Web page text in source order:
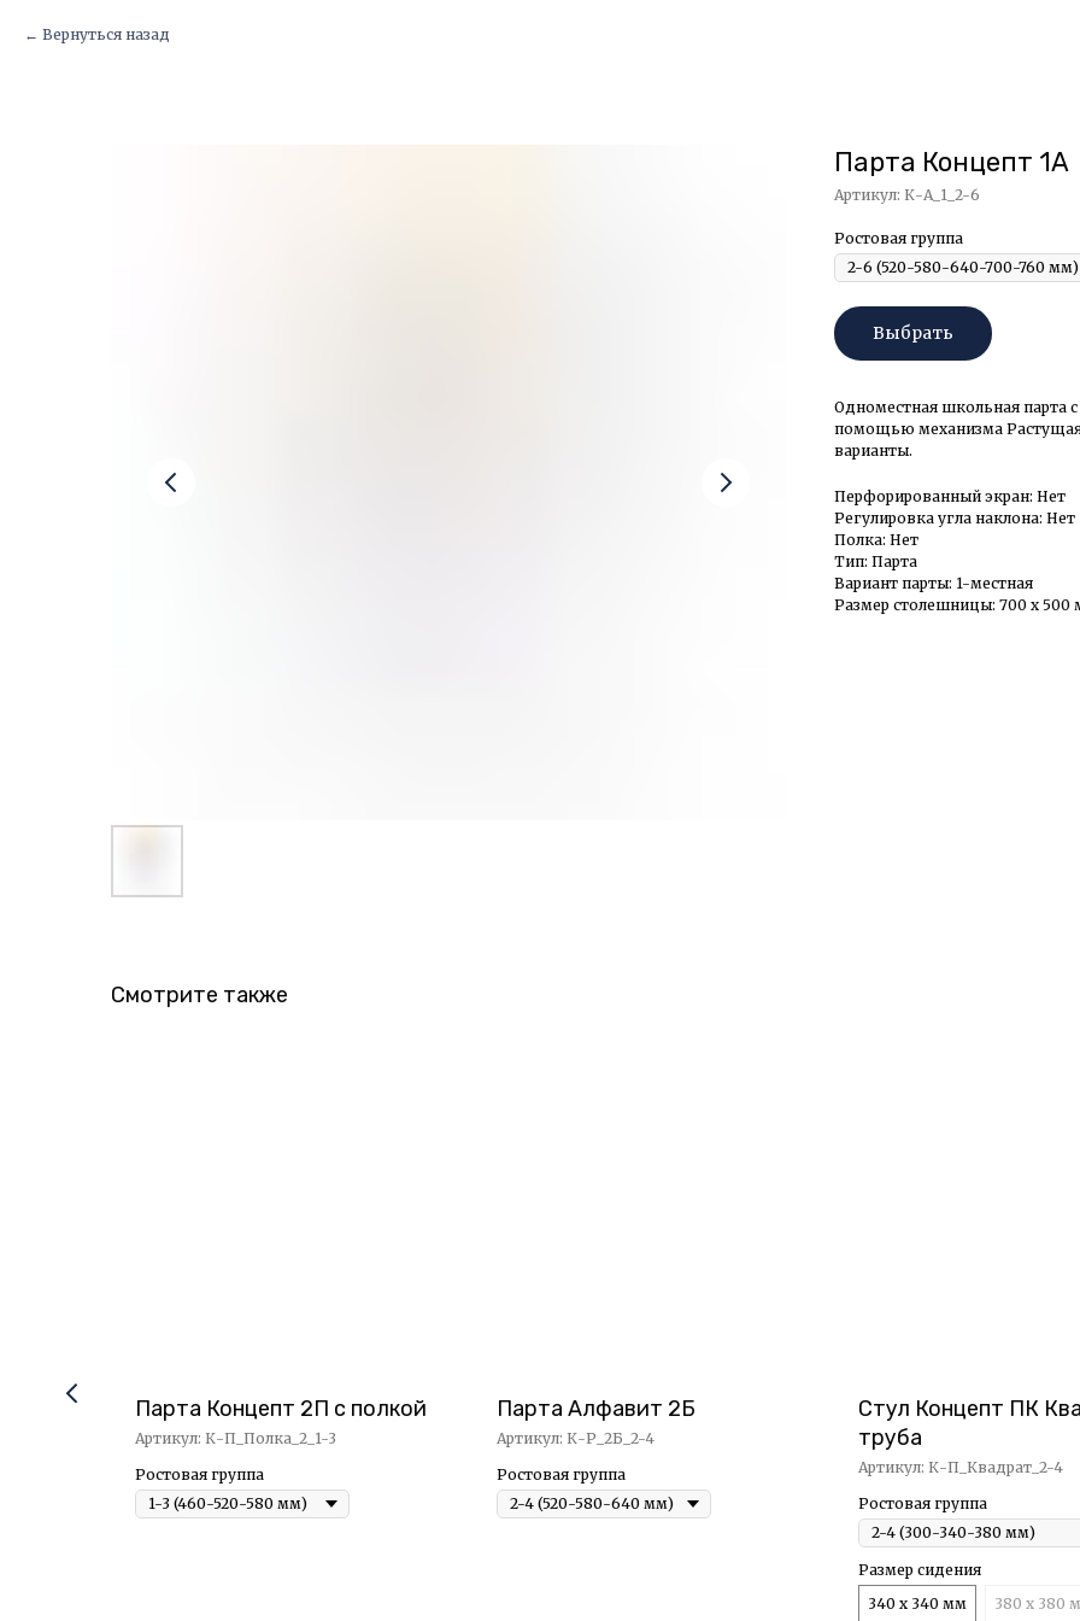
Вернуться назад
Парта Концепт 1А
Артикул: К-А_1_2-6
Ростовая группа
Выбрать
Одноместная школьная парта
помощью механизма
варианты.
Перфорированный экран: Нет
Регулировка угла наклона: Нет
Полка: Нет
Тип: Парта
Вариант парты: 1-местная
Размер столешницы: 700 х 500
Смотрите также
Парта Концепт 2П с полкой
Артикул: К-П_Полка_2_1-3
Ростовая группа
Парта Алфавит 2Б
Артикул: К-Р_2Б_2-4
Ростовая группа
Стул Концепт ПК
труба
Артикул: К-П_Квадрат_2-4
Ростовая группа
Размер сидения
340 х 340 мм
380 х 380